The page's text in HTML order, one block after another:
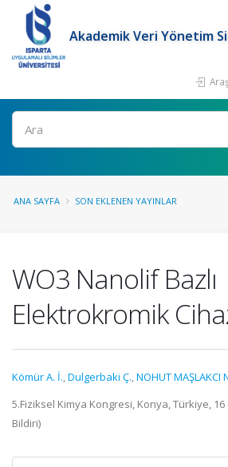
Akademik Veri Yönetim
Ara
ANA SAYFA SON EKLENEN YAYINLAR
WO3 Nanolif Bazlı
Elektrokromik
Kömür A. İ.,Dulgerbaki Ç.,NOHUT MAŞLAKCI
5.Fiziksel Kimya Kongresi, Konya, Türkiye, 16
Bildiri)